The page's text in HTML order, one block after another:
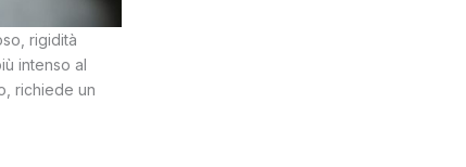
rigidità
intenso al
richiede un